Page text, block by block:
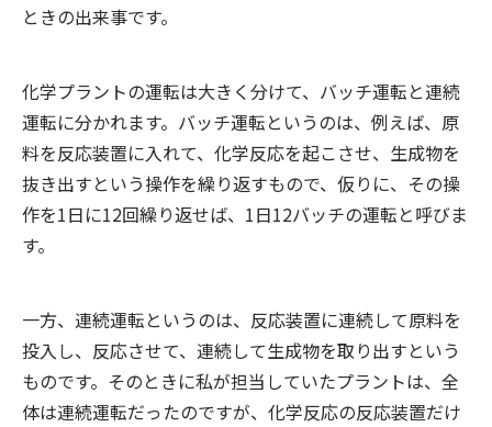
ときの出来事です。
化学プラントの運転は大きく分けて、バッチ運転と連続
運転に分かれます。バッチ運転というのは、例えば、原
料を反応装置に入れて、化学反応を起こさせ、生成物を
抜き出すという操作を繰り返すもので、仮りに、その操
作を1日に12回繰り返せば、1日12バッチの運転と呼びま
す。
一方、連続運転というのは、反応装置に連続して原料を
投入し、反応させて、連続して生成物を取り出すという
ものです。そのときに私が担当していたプラントは、全
体は連続運転だったのですが、化学反応の反応装置だけ